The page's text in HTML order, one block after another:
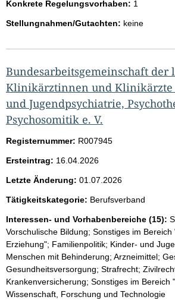
Konkrete Regelungsvorhaben: 1
Stellungnahmen/Gutachten: keine
Bundesarbeitsgemeinschaft der
Klinikärztinnen und
und Jugendpsychiatrie,
Psychosomitik e. V.
Registernummer: R007945
Ersteintrag: 16.04.2026
Letzte Änderung: 01.07.2026
Tätigkeitskategorie: Berufsverband
Interessen- und Vorhabenbereiche (15):
Vorschulische Bildung; Sonstiges im Bereich
Erziehung"; Familienpolitik; Kinder- und
Menschen mit Behinderung; Arzneimittel;
Gesundheitsversorgung; Strafrecht;
Krankenversicherung; Sonstiges im Bereich
Wissenschaft, Forschung und Technologie